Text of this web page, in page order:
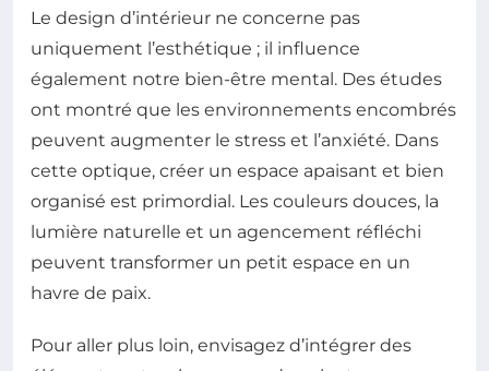
Le design d’intérieur ne concerne pas
uniquement l’esthétique ; il influence
également notre bien-être mental. Des études
ont montré que les environnements encombrés
peuvent augmenter le stress et l’anxiété. Dans
cette optique, créer un espace apaisant et bien
organisé est primordial. Les couleurs douces, la
lumière naturelle et un agencement réfléchi
peuvent transformer un petit espace en un
havre de paix.
Pour aller plus loin, envisagez d’intégrer des